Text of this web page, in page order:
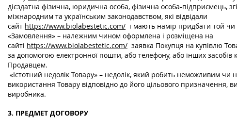
дієздатна фізична, юридична особа, фізична особа-підприємець,
міжнародним та українським законодавством, які відвідали
сайт https://www.biolabestetic.com/ і мають намір придбати той
«Замовлення» – належним чином оформлена і розміщена на
сайті https://www.biolabestetic.com/ заявка Покупця на купівлю
за допомогою електронної пошти, або телефону, або інших засобів
Продавцем.
«Істотний недолік Товару» – недолік, який робить неможливим чи
використання Товару відповідно до його цільового призначення,
виробника.
3. ПРЕДМЕТ ДОГОВОРУ